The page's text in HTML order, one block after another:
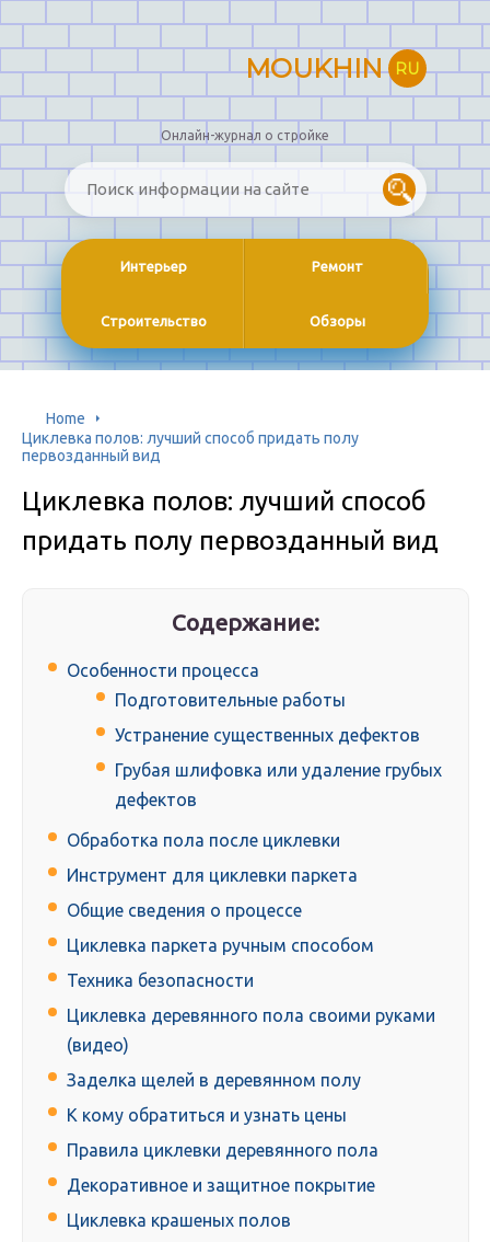
MOUKHIN RU
Онлайн-журнал о стройке
Интерьер Ремонт
Строительство Обзоры
Home
Циклевка полов: лучший способ придать полу
первозданный вид
Циклевка полов: лучший способ
придать полу первозданный вид
Содержание:
Особенности процесса
Подготовительные работы
Устранение существенных дефектов
Грубая шлифовка или удаление грубых
дефектов
Обработка пола после циклевки
Инструмент для циклевки паркета
Общие сведения о процессе
Циклевка паркета ручным способом
Техника безопасности
Циклевка деревянного пола своими руками
(видео)
Заделка щелей в деревянном полу
К кому обратиться и узнать цены
Правила циклевки деревянного пола
Декоративное и защитное покрытие
Циклевка крашеных полов